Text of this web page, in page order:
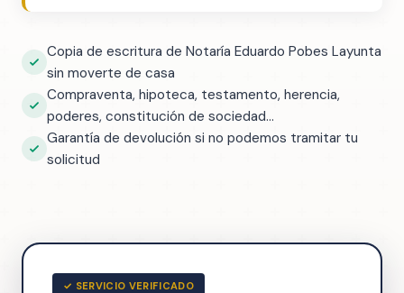
Copia de escritura de Notaría Eduardo Pobes Layunta
sin moverte de casa
Compraventa, hipoteca, testamento, herencia,
poderes, constitución de sociedad...
Garantía de devolución si no podemos tramitar tu
solicitud
✓ SERVICIO VERIFICADO